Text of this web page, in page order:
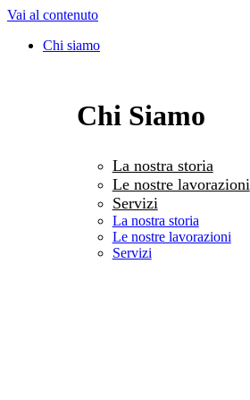
Vai al contenuto
Chi siamo
Chi Siamo
La nostra storia
Le nostre lavorazioni
Servizi
La nostra storia
Le nostre lavorazioni
Servizi